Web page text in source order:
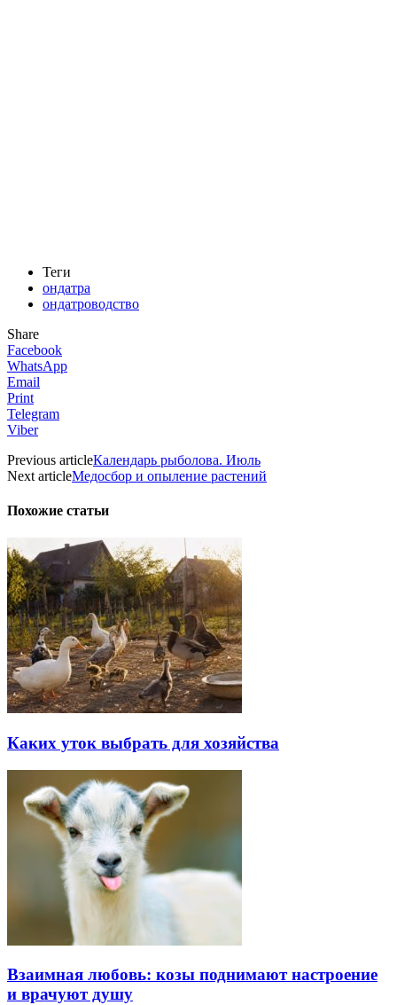
Теги
ондатра
ондатроводство
Share
Facebook
WhatsApp
Email
Print
Telegram
Viber
Previous articleКалендарь рыболова. Июль
Next articleМедосбор и опыление растений
Похожие статьи
Каких уток выбрать для хозяйства
Взаимная любовь: козы поднимают настроение
и врачуют душу